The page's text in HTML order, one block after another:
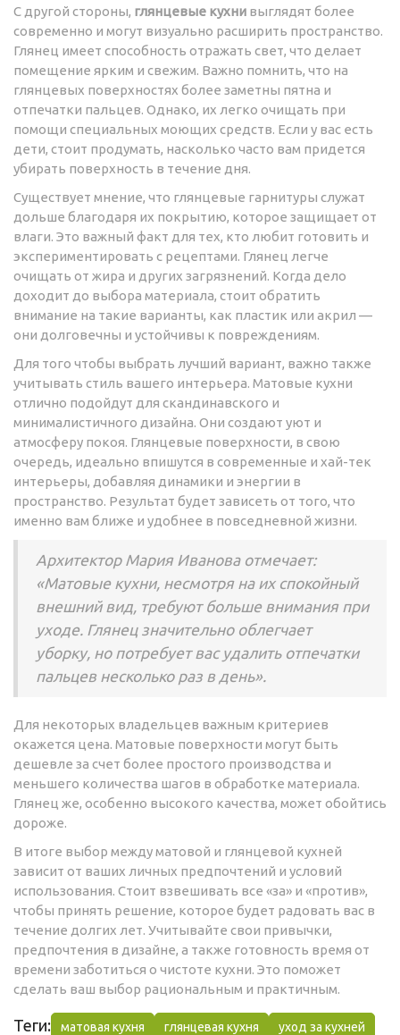
С другой стороны, глянцевые кухни выглядят более
современно и могут визуально расширить пространство.
Глянец имеет способность отражать свет, что делает
помещение ярким и свежим. Важно помнить, что на
глянцевых поверхностях более заметны пятна и
отпечатки пальцев. Однако, их легко очищать при
помощи специальных моющих средств. Если у вас есть
дети, стоит продумать, насколько часто вам придется
убирать поверхность в течение дня.
Существует мнение, что глянцевые гарнитуры служат
дольше благодаря их покрытию, которое защищает от
влаги. Это важный факт для тех, кто любит готовить и
экспериментировать с рецептами. Глянец легче
очищать от жира и других загрязнений. Когда дело
доходит до выбора материала, стоит обратить
внимание на такие варианты, как пластик или акрил —
они долговечны и устойчивы к повреждениям.
Для того чтобы выбрать лучший вариант, важно также
учитывать стиль вашего интерьера. Матовые кухни
отлично подойдут для скандинавского и
минималистичного дизайна. Они создают уют и
атмосферу покоя. Глянцевые поверхности, в свою
очередь, идеально впишутся в современные и хай-тек
интерьеры, добавляя динамики и энергии в
пространство. Результат будет зависеть от того, что
именно вам ближе и удобнее в повседневной жизни.
Архитектор Мария Иванова отмечает:
«Матовые кухни, несмотря на их спокойный
внешний вид, требуют больше внимания при
уходе. Глянец значительно облегчает
уборку, но потребует вас удалить отпечатки
пальцев несколько раз в день».
Для некоторых владельцев важным критериев
окажется цена. Матовые поверхности могут быть
дешевле за счет более простого производства и
меньшего количества шагов в обработке материала.
Глянец же, особенно высокого качества, может обойтись
дороже.
В итоге выбор между матовой и глянцевой кухней
зависит от ваших личных предпочтений и условий
использования. Стоит взвешивать все «за» и «против»,
чтобы принять решение, которое будет радовать вас в
течение долгих лет. Учитывайте свои привычки,
предпочтения в дизайне, а также готовность время от
времени заботиться о чистоте кухни. Это поможет
сделать ваш выбор рациональным и практичным.
Теги: матовая кухня глянцевая кухня уход за кухней